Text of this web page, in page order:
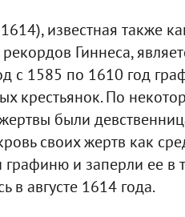
известная также
Гиннеса,
с 1585 по 1610 год
крестьянок. По
были
своих жертв как
графиню и заперли ее в
в августе 1614 года.